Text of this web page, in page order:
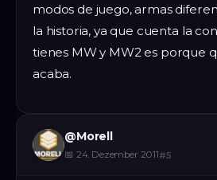
modos de juego, armas
la historia, ya que cuenta la
tienes MW y MW2 es porque
acaba.
@Morell
📅 24. Dezember 2011#5